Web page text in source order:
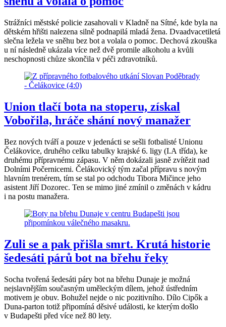
Strážníci městské policie zasahovali v Kladně na Sítné, kde byla na
dětském hřišti nalezena silně podnapilá mladá žena. Dvaadvacetiletá
slečna ležela ve sněhu bez bot a volala o pomoc. Dechová zkouška
u ní následně ukázala více než dvě promile alkoholu a kvůli
neschopnosti chůze skončila v péči zdravotníků.
Union tlačí bota na stoperu, získal
Vobořila, hráče shání nový manažer
Bez nových tváří a pouze v jedenácti se sešli fotbalisté Unionu
Čelákovice, druhého celku tabulky krajské 6. ligy (I.A třída), ke
druhému přípravnému zápasu. V něm dokázali jasně zvítězit nad
Dolními Počernicemi. Čelákovický tým začal přípravu s novým
hlavním trenérem, tím se stal po odchodu Tibora Mičince jeho
asistent Jiří Dozorec. Ten se mimo jiné zmínil o změnách v kádru
i na postu manažera.
Zuli se a pak přišla smrt. Krutá historie
šedesáti párů bot na břehu řeky
Socha tvořená šedesáti páry bot na břehu Dunaje je možná
nejslavnějším současným uměleckým dílem, jehož ústředním
motivem je obuv. Bohužel nejde o nic pozitivního. Dílo Cipők a
Duna-parton totiž připomíná děsivé události, ke kterým došlo
v Budapešti před více než 80 lety.